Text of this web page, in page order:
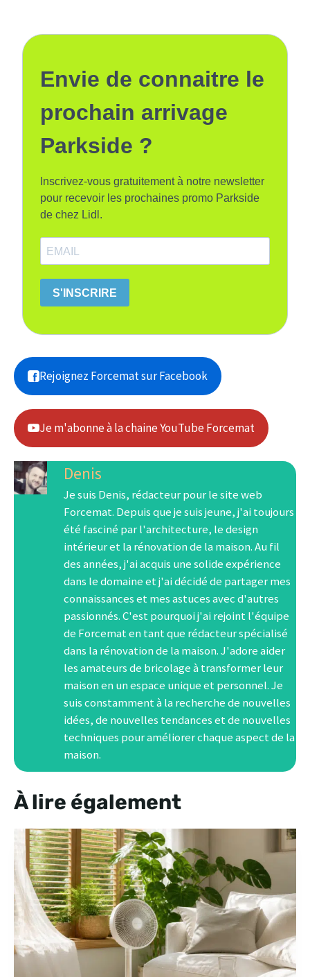
Envie de connaitre le
prochain arrivage
Parkside ?
Inscrivez-vous gratuitement à notre newsletter
pour recevoir les prochaines promo Parkside
de chez Lidl.
S'INSCRIRE
Rejoignez Forcemat sur Facebook
Je m'abonne à la chaine YouTube Forcemat
Denis
Je suis Denis, rédacteur pour le site web
Forcemat. Depuis que je suis jeune, j'ai toujours
été fasciné par l'architecture, le design
intérieur et la rénovation de la maison. Au fil
des années, j'ai acquis une solide expérience
dans le domaine et j'ai décidé de partager mes
connaissances et mes astuces avec d'autres
passionnés. C'est pourquoi j'ai rejoint l'équipe
de Forcemat en tant que rédacteur spécialisé
dans la rénovation de la maison. J'adore aider
les amateurs de bricolage à transformer leur
maison en un espace unique et personnel. Je
suis constamment à la recherche de nouvelles
idées, de nouvelles tendances et de nouvelles
techniques pour améliorer chaque aspect de la
maison.
À lire également